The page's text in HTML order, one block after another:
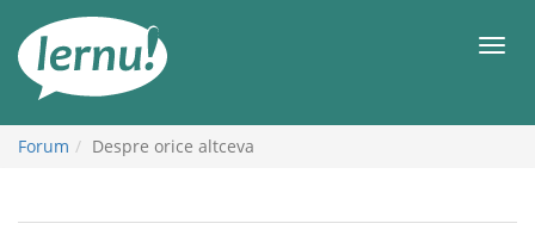
conținut
Forum Despre orice altceva